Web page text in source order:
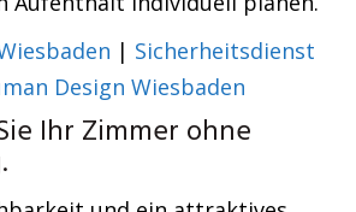
| Sicherheitsdienst
Design Wiesbaden
Ihr Zimmer ohne